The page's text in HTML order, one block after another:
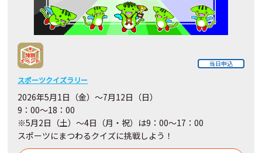
当日申込
スポーツクイズラリー
2026年5月1日（金）～7月12日（日）
9：00～18：00
※5月2日（土）～4日 （月・祝） は9：00～17：00
スポーツにまつわるクイズに挑戦しよう！